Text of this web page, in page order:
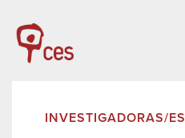
INVESTIGADORAS/ES